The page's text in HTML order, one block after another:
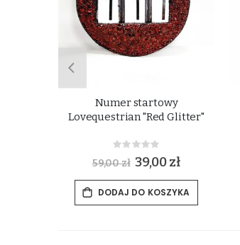
Numer startowy
Lovequestrian "Red Glitter"
Rating:
59,00 zł S
p
i
39,00 zł
DODAJ DO KOSZYKA